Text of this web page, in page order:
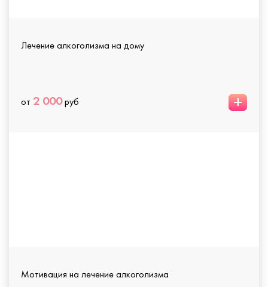
Лечение алкоголизма на дому
от 2 000руб +
Мотивация на лечение алкоголизма